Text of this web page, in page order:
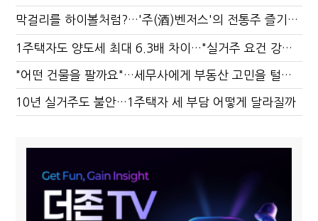
막걸리를 하이볼처럼?…'주(酒)벤저스'의 전통주 즐기는 법
1주택자도 양도세 최대 6.3배 차이…"실거주 요건 강화하자"
"어떤 건물을 팔까요"…세무사에게 부동산 고민을 털어놓는 이유
10년 실거주도 불안…1주택자 세 부담 어떻게 달라질까